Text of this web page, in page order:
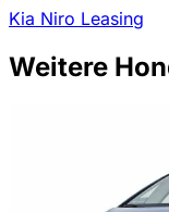
Kia Niro Leasing
Weitere